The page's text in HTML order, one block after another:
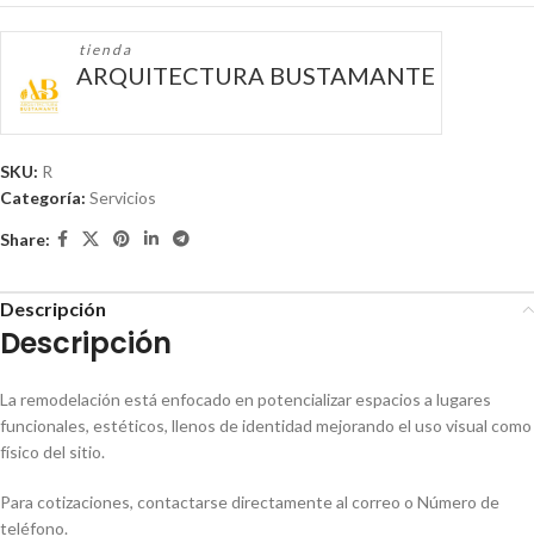
tienda
ARQUITECTURA BUSTAMANTE
SKU: R
Categoría: Servicios
Share:
Descripción
Descripción
La remodelación está enfocado en potencializar espacios a lugares
funcionales, estéticos, llenos de identidad mejorando el uso visual como
físico del sitio.
Para cotizaciones, contactarse directamente al correo o Número de
teléfono.